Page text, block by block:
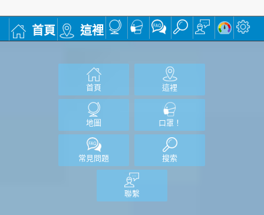
首頁 這裡
首頁 這裡
地圖 口罩！
常見問題 搜索
聯繫